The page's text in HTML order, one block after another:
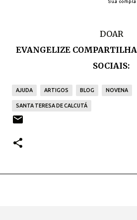
DOAR
EVANGELIZE
SOCIAIS:
AJUDA ARTIGOS BLOG NOVENA
SANTA TERESA DE CALCUTÁ